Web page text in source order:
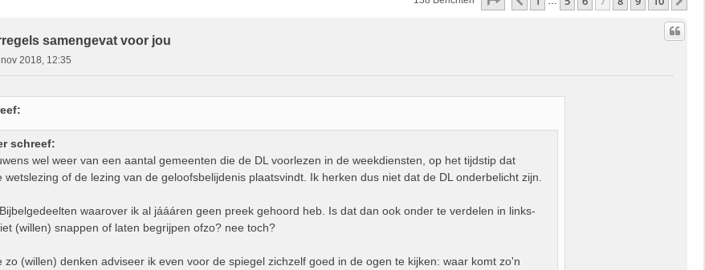
samengevat voor jou
2018, 12:35
schreef:
wel weer van een aantal gemeenten die de DL voorlezen in de weekdiensten, op het tijdstip dat
wetslezing of de lezing van de geloofsbelijdenis plaatsvindt. Ik herken dus niet dat de DL onderbelicht zijn.
waarover ik al jáááren geen preek gehoord heb. Is dat dan ook onder te verdelen in links-
(willen) snappen of laten begrijpen ofzo? nee toch?
zo (willen) denken adviseer ik even voor de spiegel zichzelf goed in de ogen te kijken: waar komt zo'n